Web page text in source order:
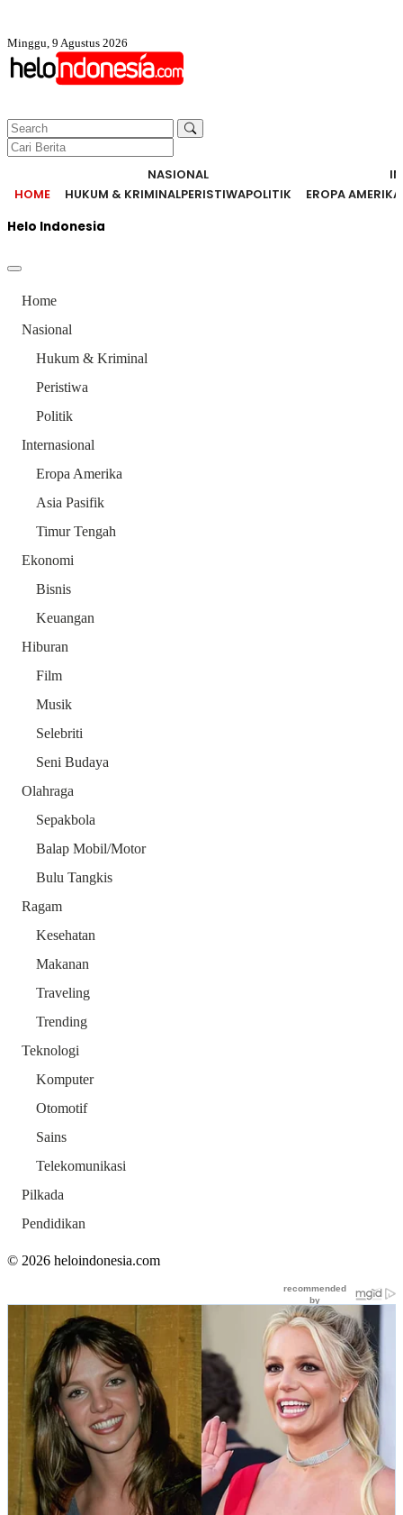
Minggu, 9 Agustus 2026
HOME
NASIONAL
HUKUM & KRIMINALPERISTIWAPOLITIK
EROPA AMERIKA
Helo Indonesia
Home
Nasional
Hukum & Kriminal
Peristiwa
Politik
Internasional
Eropa Amerika
Asia Pasifik
Timur Tengah
Ekonomi
Bisnis
Keuangan
Hiburan
Film
Musik
Selebriti
Seni Budaya
Olahraga
Sepakbola
Balap Mobil/Motor
Bulu Tangkis
Ragam
Kesehatan
Makanan
Traveling
Trending
Teknologi
Komputer
Otomotif
Sains
Telekomunikasi
Pilkada
Pendidikan
© 2026 heloindonesia.com